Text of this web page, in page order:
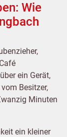
Wie
ein Gerät,
Besitzer,
Minuten
ein kleiner